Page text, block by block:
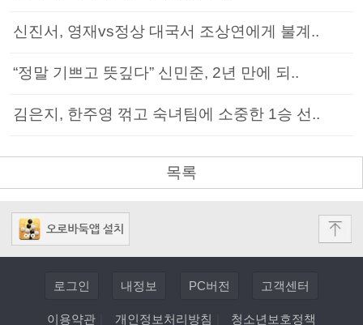
신진서, 영재vs정상 대국서 조상연에게 불계..
“정말 기쁘고 뜻깊다” 신민준, 2년 만에 되..
김은지, 한주영 꺾고 숙녀팀에 소중한 1승 선..
목록
로그인 내정보 PC버전 고객센터
이용약관 개인정보처리방침 청소년보호정책